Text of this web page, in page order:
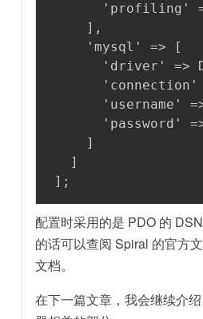
'profiling'
    ],
    'mysql' => [
'driver' =>
'username'
'password'
    ]
  ]
];
配置时采用的是 PDO 的
的话可以查阅 Spiral 的官方
文档。
在下一篇文章，我会继续介